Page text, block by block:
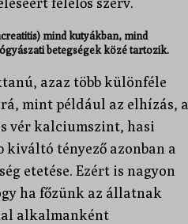
mind kutyákban, mind
betegségek közé tartozik.
azaz több különféle
mint például az elhízás, a
vér kalciumszint, hasi
tényező azonban a
etetése. Ezért is nagyon
ha főzünk az állatnak
alkalmanként